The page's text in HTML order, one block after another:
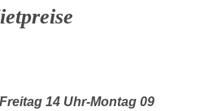
14 Uhr-Montag 09